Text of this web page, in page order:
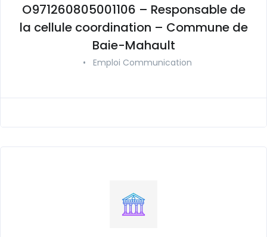
O971260805001106 – Responsable de
la cellule coordination – Commune de
Baie-Mahault
• Emploi Communication